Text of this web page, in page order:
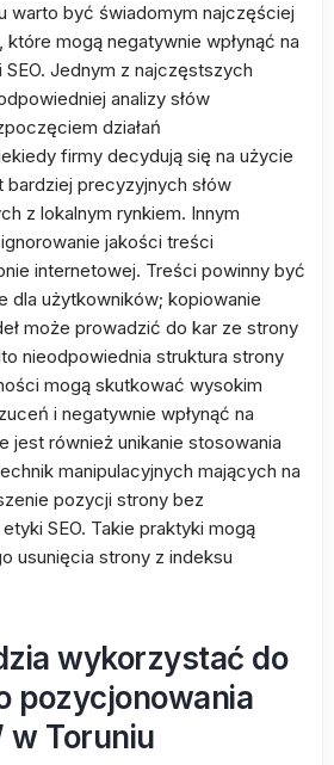
warto być świadomym najczęściej
które mogą negatywnie wpłynąć na
Jednym z najczęstszych
analizy słów
działań
firmy decydują się na użycie
precyzyjnych słów
z lokalnym rynkiem. Innym
jakości treści
internetowej. Treści powinny być
dla użytkowników; kopiowanie
może prowadzić do kar ze strony
nieodpowiednia struktura strony
mogą skutkować wysokim
i negatywnie wpłynąć na
jest również unikanie stosowania
manipulacyjnych mających na
pozycji strony bez
SEO. Takie praktyki mogą
usunięcia strony z indeksu
wykorzystać do
pozycjonowania
Toruniu